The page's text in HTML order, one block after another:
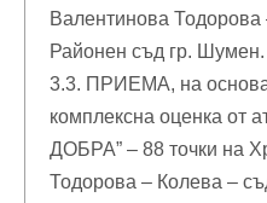
Валентинова
Районен съд гр. Шумен.
3.3. ПРИЕМА, на
комплексна оценка от
ДОБРА” – 88 точки на
Тодорова – Колева –